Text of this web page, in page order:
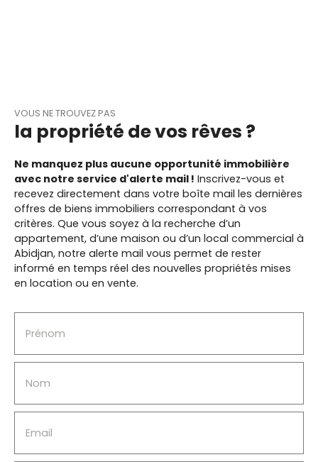
maison idéale sans
compromis. Que
particulier en quête
de tranquillité, un
investisseur avisé,
ou un promoteur
immobilier, ce
terrain saura
répondre à vos
attentes.
une histoire à
raconter et un
potentiel à révéler.
d’experts,
passionnée et
expérimentée, est
là pour vous guider
vers la meilleure
décision et vous
aider à concrétiser
vos ambitions.
Intéressé(e) ?
+225 0546860214 📧
mmo. com 🌐 www.
brokersafrika.
– Votre Rêve, Notre
Brokers Afrika. Tous
droits réservés.
VOUS NE TROUVEZ PAS
la propriété de vos rêves ?
Ne manquez plus aucune opportunité immobilière
avec notre service d'alerte mail ! Inscrivez-vous et
recevez directement dans votre boîte mail les dernières
offres de biens immobiliers correspondant à vos
critères. Que vous soyez à la recherche d’un
appartement, d’une maison ou d’un local commercial à
Abidjan, notre alerte mail vous permet de rester
informé en temps réel des nouvelles propriétés mises
en location ou en vente.
Prénom
Nom
Email